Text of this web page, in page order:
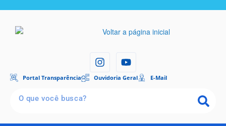
Portal Transparência Ouvidoria Geral E-Mail